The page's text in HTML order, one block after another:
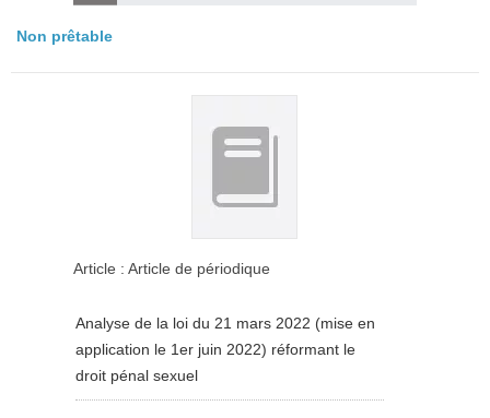
Non prêtable
Article : Article de périodique
Analyse de la loi du 21 mars 2022 (mise en
application le 1er juin 2022) réformant le
droit pénal sexuel